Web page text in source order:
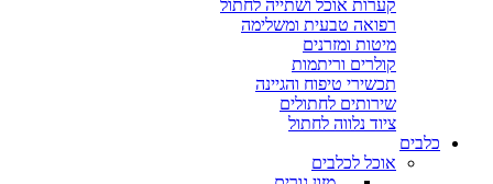
קערות אוכל ושתייה לחתול
רפואה טבעית ומשלימה
מיטות ומזרנים
קולרים וריתמות
תכשירי טיפוח והגיינה
שירותים לחתולים
ציוד נלווה לחתול
כלבים
אוכל לכלבים